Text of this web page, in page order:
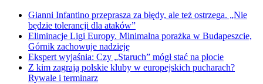
Gianni Infantino przeprasza za błędy, ale też ostrzega. „Nie
będzie tolerancji dla ataków”
Eliminacje Ligi Europy. Minimalna porażka w Budapeszcie,
Górnik zachowuje nadzieję
Ekspert wyjaśnia: Czy „Staruch” mógł stać na płocie
Z kim zagrają polskie kluby w europejskich pucharach?
Rywale i terminarz